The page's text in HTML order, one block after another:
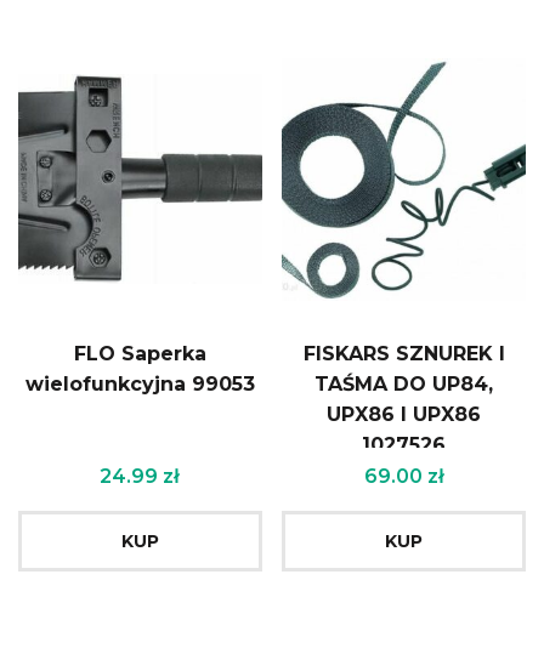
FLO Saperka
wielofunkcyjna 99053
24.99 zł
KUP
FISKARS SZNUREK I
TAŚMA DO UP84,
UPX86 I UPX86
1027526
69.00 zł
KUP